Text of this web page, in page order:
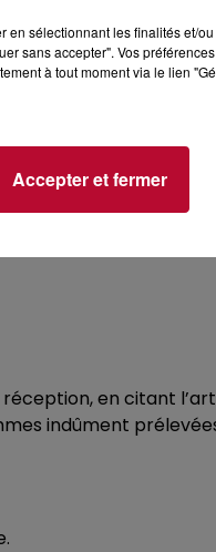
en citant
indûment
en sélectionnant les finalités et/
sans accepter". Vos
à tout moment via le lien
Accepter et fermer